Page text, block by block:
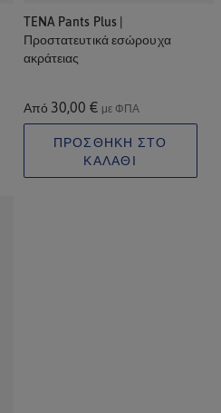
TENA Pants Plus |
Προστατευτικά εσώρουχα
ακράτειας
Από 30,00 € με ΦΠΑ
ΠΡΟΣΘΗΚΗ ΣΤΟ
ΚΑΛΑΘΙ